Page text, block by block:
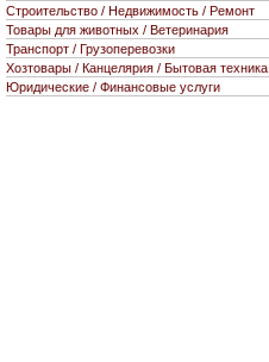
Строительство / Недвижимость / Ремонт
Товары для животных / Ветеринария
Транспорт / Грузоперевозки
Хозтовары / Канцелярия / Бытовая техника
Юридические / Финансовые услуги